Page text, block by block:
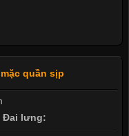
quần sịp
Đai lưng: